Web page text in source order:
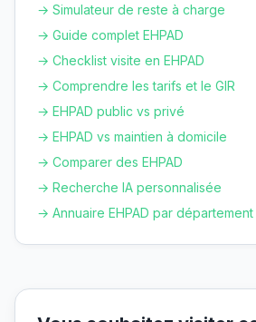
→ Simulateur de reste à charge
→ Guide complet EHPAD
→ Checklist visite en EHPAD
→ Comprendre les tarifs et le GIR
→ EHPAD public vs privé
→ EHPAD vs maintien à domicile
→ Comparer des EHPAD
→ Recherche IA personnalisée
→ Annuaire EHPAD par département